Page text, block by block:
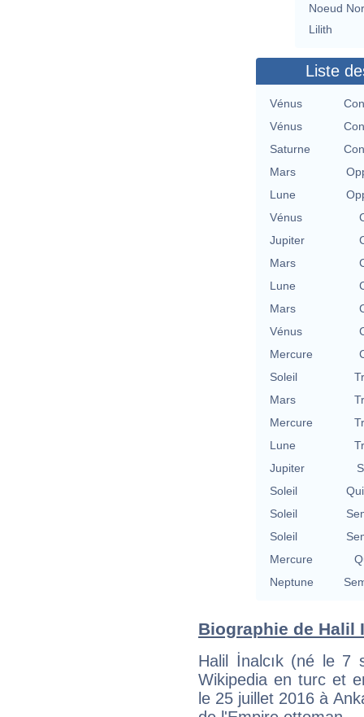
Noeud
Lilith
Liste
Vénus
Vénus
Saturne
Mars
Lune
Vénus
Jupiter
Mars
Lune
Mars
Vénus
Mercure
Soleil
Mars
Mercure
Lune
Jupiter
Soleil
Soleil
Soleil
Mercure
Neptune
Biographie de Halil
Halil İnalcık (né le 7
Wikipedia en turc et
le 25 juillet 2016 à